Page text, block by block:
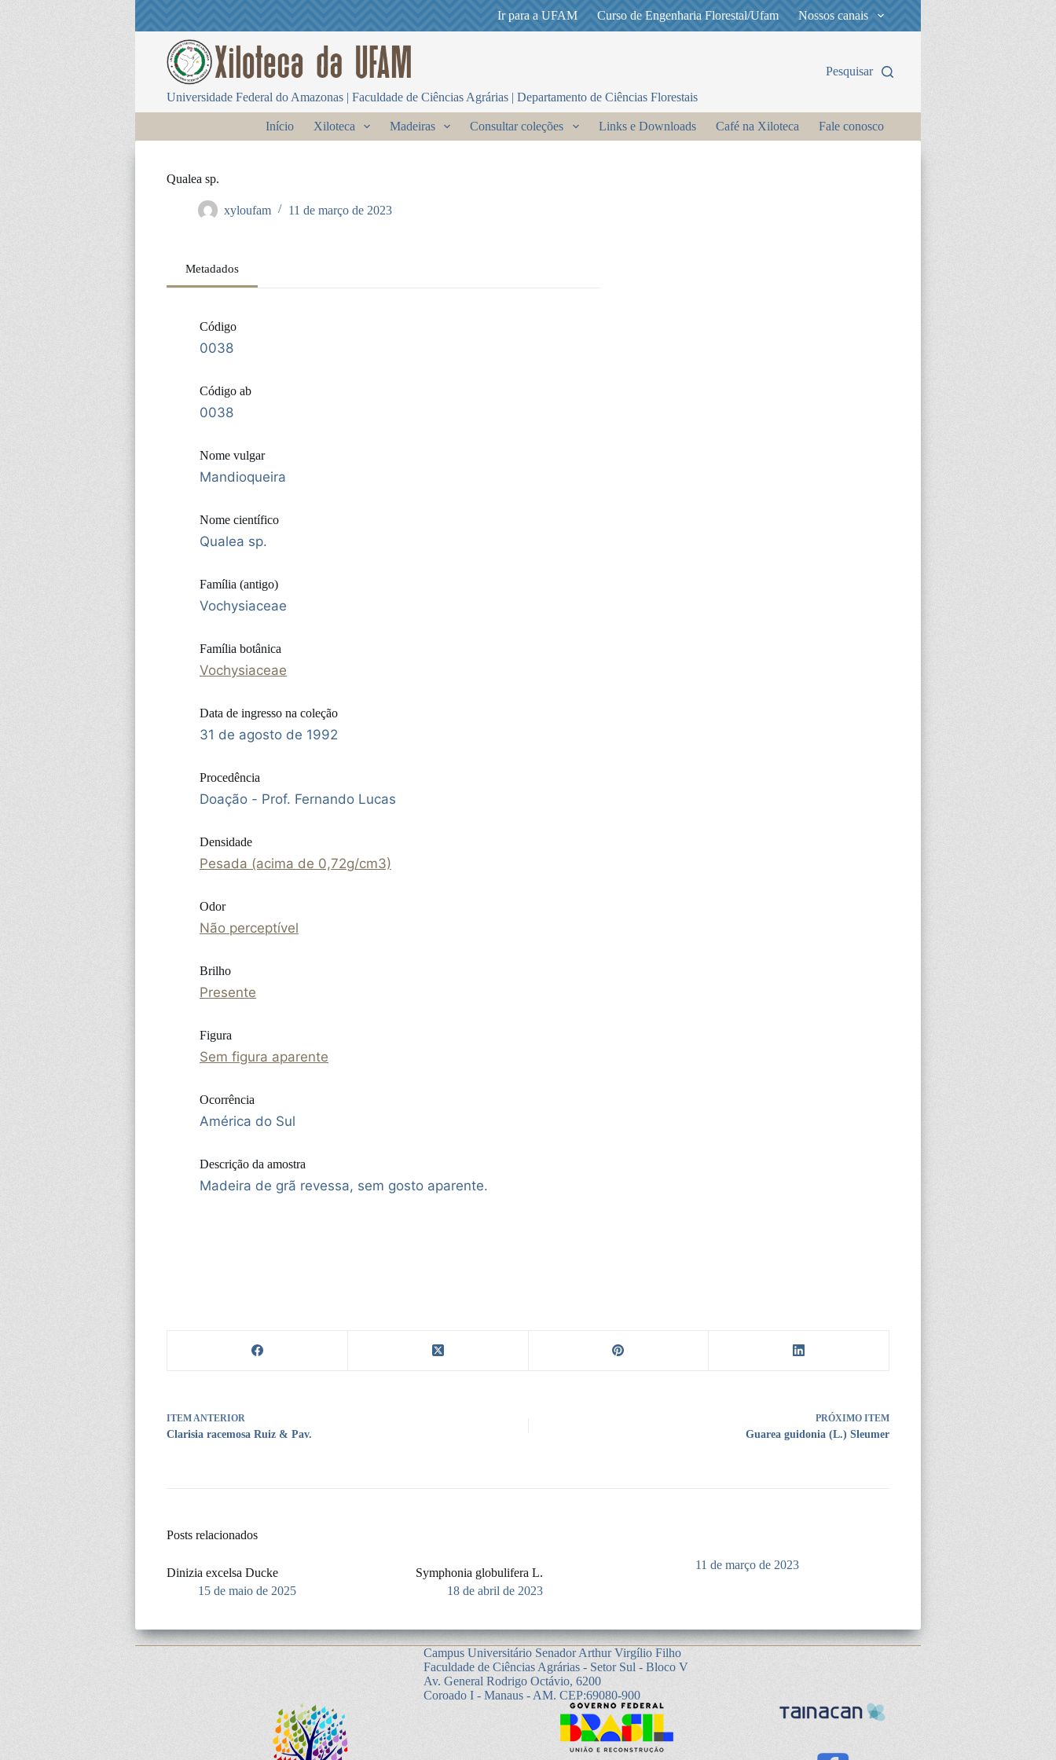
Ir para a UFAM Curso de Engenharia Florestal/Ufam Nossos canais
Universidade Federal do Amazonas | Faculdade de Ciências Agrárias | Departamento de Ciências Florestais
Pesquisar
Início Xiloteca Madeiras Consultar coleções Links e Downloads Café na Xiloteca Fale conosco
Qualea sp.
xyloufam 11 de março de 2023
Metadados
Código
0038
Código ab
0038
Nome vulgar
Mandioqueira
Nome científico
Qualea sp.
Família (antigo)
Vochysiaceae
Família botânica
Vochysiaceae
Data de ingresso na coleção
31 de agosto de 1992
Procedência
Doação - Prof. Fernando Lucas
Densidade
Pesada (acima de 0,72g/cm3)
Odor
Não perceptível
Brilho
Presente
Figura
Sem figura aparente
Ocorrência
América do Sul
Descrição da amostra
Madeira de grã revessa, sem gosto aparente.
ITEM ANTERIOR
Clarisia racemosa Ruiz & Pav.
PRÓXIMO ITEM
Guarea guidonia (L.) Sleumer
Posts relacionados
Dinizia excelsa Ducke
15 de maio de 2025
Symphonia globulifera L.
18 de abril de 2023
11 de março de 2023
Campus Universitário Senador Arthur Virgílio Filho
Faculdade de Ciências Agrárias - Setor Sul - Bloco V
Av. General Rodrigo Octávio, 6200
Coroado I - Manaus - AM. CEP:69080-900